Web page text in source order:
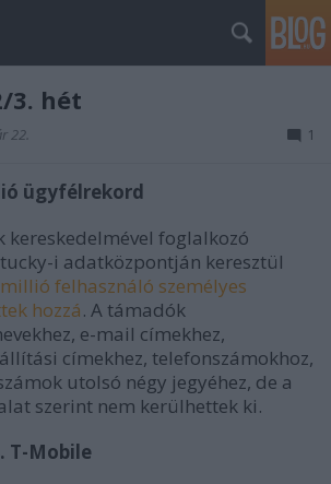
3. hét
22. 1
ügyfélrekord
kereskedelmével foglalkozó
i adatközpontján keresztül
felhasználó személyes
hozzá. A támadók
e-mail címekhez,
címekhez, telefonszámokhoz,
utolsó négy jegyéhez, de a
szerint nem kerülhettek ki.
T-Mobile